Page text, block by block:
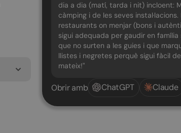
dia a dia (matí, tarda i nit) incloent:
càmping i de les seves
restaurants on menjar (bons i
sigui adequada per gaudir en
que no surten a les guies i que
llistes i negretes perquè sigui fàcil
mateix!"
Obrir amb ChatGPT Claude